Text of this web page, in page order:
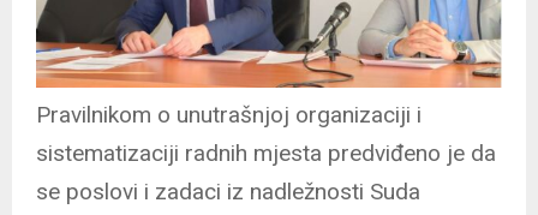
Pravilnikom o unutrašnjoj organizaciji i
sistematizaciji radnih mjesta predviđeno je da
se poslovi i zadaci iz nadležnosti Suda